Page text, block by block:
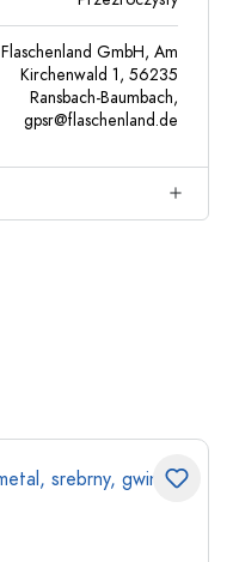
Flaschenland GmbH, Am
Kirchenwald 1, 56235
Ransbach-Baumbach,
gpsr@flaschenland.de